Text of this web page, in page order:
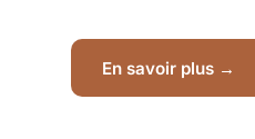
En savoir plus →